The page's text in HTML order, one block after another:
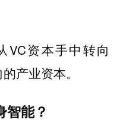
VC资本手中转向
产业资本。
智能？